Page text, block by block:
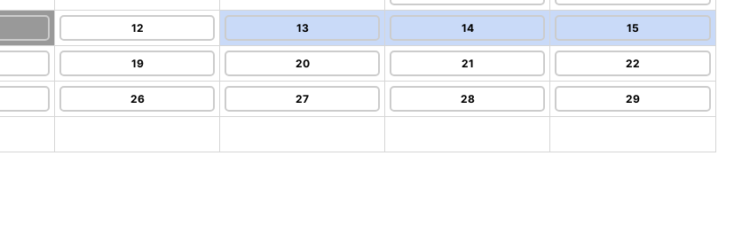
12 13 14 15
19 20 21 22
26 27 28 29